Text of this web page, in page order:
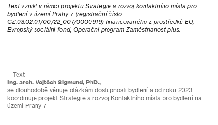
Text vznikl v rámci projektu Strategie a rozvoj kontaktního místa pro
bydlení v území Prahy 7 (registrační číslo
CZ.03.02.01/00/22_007/0000919) financovaného z prostředků EU,
Evropský sociální fond, Operační program Zaměstnanost plus.
– Text
Ing. arch. Vojtěch Sigmund, PhD.,
se dlouhodobě věnuje otázkám dostupnosti bydlení a od roku 2023
koordinuje projekt Strategie a rozvoj Kontaktního místa pro bydlení na
území Prahy 7